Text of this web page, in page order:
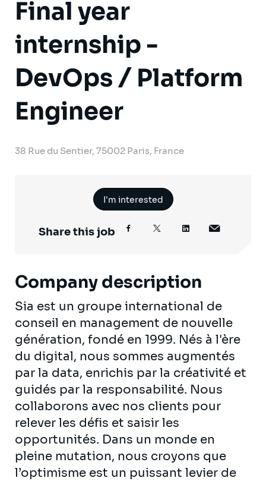
Final year
internship -
DevOps / Platform
Engineer
38 Rue du Sentier, 75002 Paris, France
I'm interested
Share this job
Company description
Sia est un groupe international de
conseil en management de nouvelle
génération, fondé en 1999. Nés à l'ère
du digital, nous sommes augmentés
par la data, enrichis par la créativité et
guidés par la responsabilité. Nous
collaborons avec nos clients pour
relever les défis et saisir les
opportunités. Dans un monde en
pleine mutation, nous croyons que
l’optimisme est un puissant levier de